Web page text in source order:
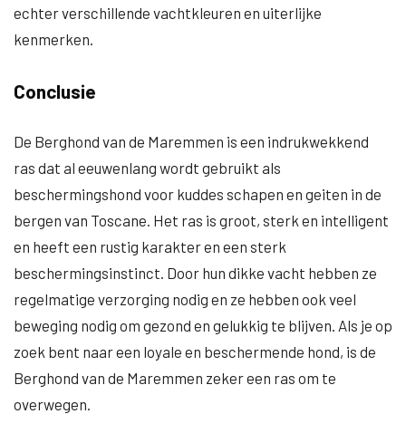
echter verschillende vachtkleuren en uiterlijke
kenmerken.
Conclusie
De Berghond van de Maremmen is een indrukwekkend
ras dat al eeuwenlang wordt gebruikt als
beschermingshond voor kuddes schapen en geiten in de
bergen van Toscane. Het ras is groot, sterk en intelligent
en heeft een rustig karakter en een sterk
beschermingsinstinct. Door hun dikke vacht hebben ze
regelmatige verzorging nodig en ze hebben ook veel
beweging nodig om gezond en gelukkig te blijven. Als je op
zoek bent naar een loyale en beschermende hond, is de
Berghond van de Maremmen zeker een ras om te
overwegen.